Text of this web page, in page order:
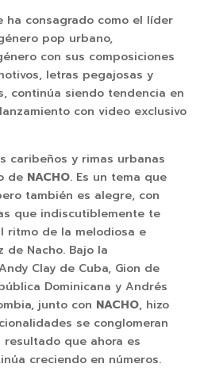
ha consagrado como el líder
pop urbano,
con sus composiciones
letras pegajosas y
continúa siendo tendencia en
con video exclusivo
caribeños y rimas urbanas
de NACHO. Es un tema que
también es alegre, con
que indiscutiblemente te
ritmo de la melodiosa e
de Nacho. Bajo la
Clay de Cuba, Gion de
Dominicana y Andrés
junto con NACHO, hizo
se conglomeran
que ahora es
creciendo en números.